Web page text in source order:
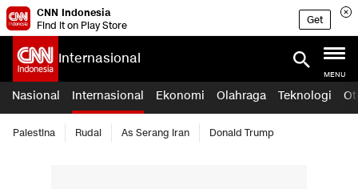
CNN Indonesia
Find it on Play Store
Get
Internasional
MENU
Nasional Internasional Ekonomi Olahraga Teknologi
Palestina Rudal As Serang Iran Donald Trump